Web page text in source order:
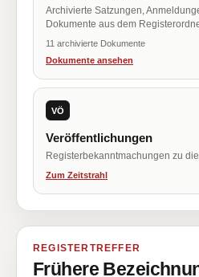
Archivierte Satzungen,
Dokumente aus dem
11 archivierte Dokumente
Dokumente ansehen
VÖ
Veröffentlichungen
Registerbekanntmachungen zu
Zum Zeitstrahl
REGISTERTREFFER
Frühere